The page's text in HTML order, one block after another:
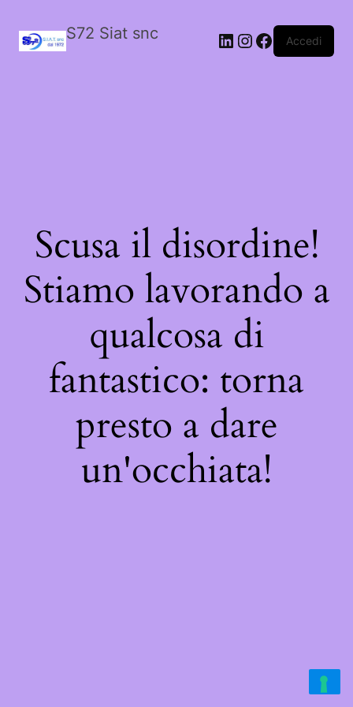
S72 Siat snc LinkedIn
Instagram
Facebook
Accedi
Scusa il disordine!
Stiamo lavorando a
qualcosa di
fantastico: torna
presto a dare
un'occhiata!